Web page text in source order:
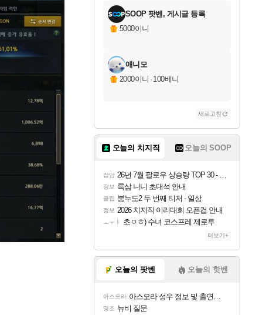
당첨되셨습니다.
당첨되셨습니다.
당첨되셨습니다.
에디션 (스팀코드) 를 교환.
당첨되셨습니다.
당첨되셨습니다.
당첨되셨습니다.
당첨되셨습니다.
SOOP 팟벤, 게시글 등록
5000이니
애니모
2000이니 · 100베니
새로고침
오늘의 치지직 오늘의 SOOP
잡담 26년 7월 팔로우 상승량 TOP 30 - 월간 치지직
정보 룩삼 니니 초대석 안내
클립 봉누도2 두 번째 티저 - 일상
정보 2026 치지직 이리대회 오픈컵 안내
ㅗㅜㅑ 초ㅇㅎ) 수녀 코스프레 제로투
더보기+
오늘의 팟벤 오늘의 핫벤
아스오라 아스오라 성우 정보 및 출연작 모음
명조 뉴비 질문